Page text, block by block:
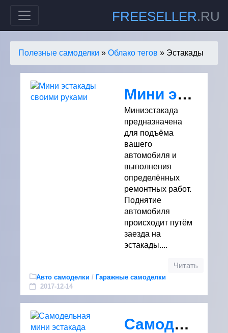
FREESELLER.RU
Полезные самоделки » Облако тегов » Эстакады
Мини эстакады своими руками
Миниэстакада
предназначена
для подъёма
вашего
автомобиля и
выполнения
определённых
ремонтных работ.
Поднятие
автомобиля
происходит путём
заезда на
эстакады....
Читать
Авто самоделки / Гаражные самоделки
2017-12-14
Самодельная мини эстакада